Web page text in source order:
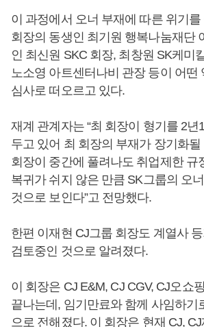
이 과정에서 오너 부재에 따른 위기를
회장의 동생인 최기원 행복나눔재단
인 최신원 SKC 회장, 최창원 SK케미
노소영 아트센터나비 관장 등이 어떤
심사로 떠오르고 있다.
재계 관계자는 “최 회장이 형기를 2년
두고 있어 최 회장의 부재가 장기화될
회장이 중간에 풀려나도 취업제한 규
복귀가 쉬지 않은 만큼 SK그룹의 오
것으로 보인다”고 전망했다.
한편 이재현 CJ그룹 회장도 계열사
검토중인 것으로 알려졌다.
이 회장은 CJ E&M, CJ CGV, CJ오쇼
끝나는데, 임기만료와 함께 사임하기
으로 전해졌다. 이 회장은 현재 CJ,